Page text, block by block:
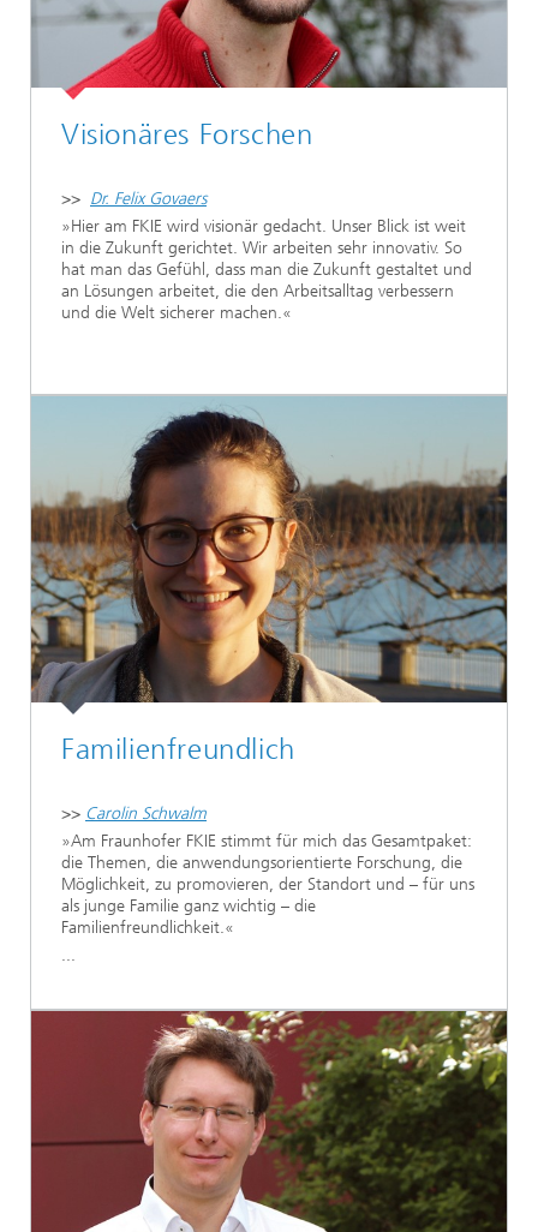
Visionäres Forschen
>> Dr. Felix Govaers
»Hier am FKIE wird visionär gedacht. Unser Blick ist weit
in die Zukunft gerichtet. Wir arbeiten sehr innovativ. So
hat man das Gefühl, dass man die Zukunft gestaltet und
an Lösungen arbeitet, die den Arbeitsalltag verbessern
und die Welt sicherer machen.«
Familienfreundlich
>> Carolin Schwalm
»Am Fraunhofer FKIE stimmt für mich das Gesamtpaket:
die Themen, die anwendungsorientierte Forschung, die
Möglichkeit, zu promovieren, der Standort und – für uns
als junge Familie ganz wichtig – die
Familienfreundlichkeit.«
...